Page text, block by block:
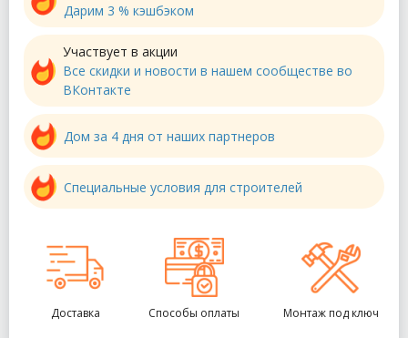
Дарим 3 % кэшбэком
Участвует в акции
Все скидки и новости в нашем сообществе во
ВКонтакте
Дом за 4 дня от наших партнеров
Специальные условия для строителей
Доставка Способы оплаты Монтаж под ключ